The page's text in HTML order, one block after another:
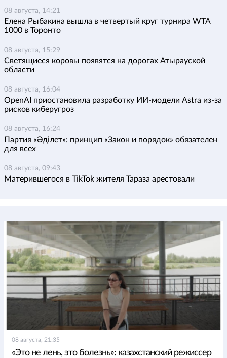
08 августа, 14:21
Елена Рыбакина вышла в четвертый круг турнира WTA
1000 в Торонто
08 августа, 15:29
Светящиеся коровы появятся на дорогах Атырауской
области
08 августа, 16:04
OpenAI приостановила разработку ИИ-модели Astra из-за
рисков киберугроз
08 августа, 16:24
Партия «Әділет»: принцип «Закон и порядок» обязателен
для всех
08 августа, 09:43
Матерившегося в TikTok жителя Тараза арестовали
08 августа, 21:35
«Это не лень, это болезнь»: казахстанский режиссер